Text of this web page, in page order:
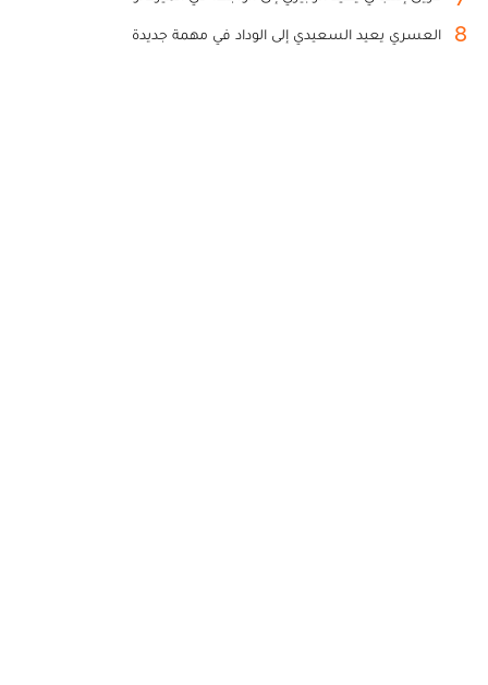
8 العسري يعيد السعيدي إلى الوداد في مهمة جديدة